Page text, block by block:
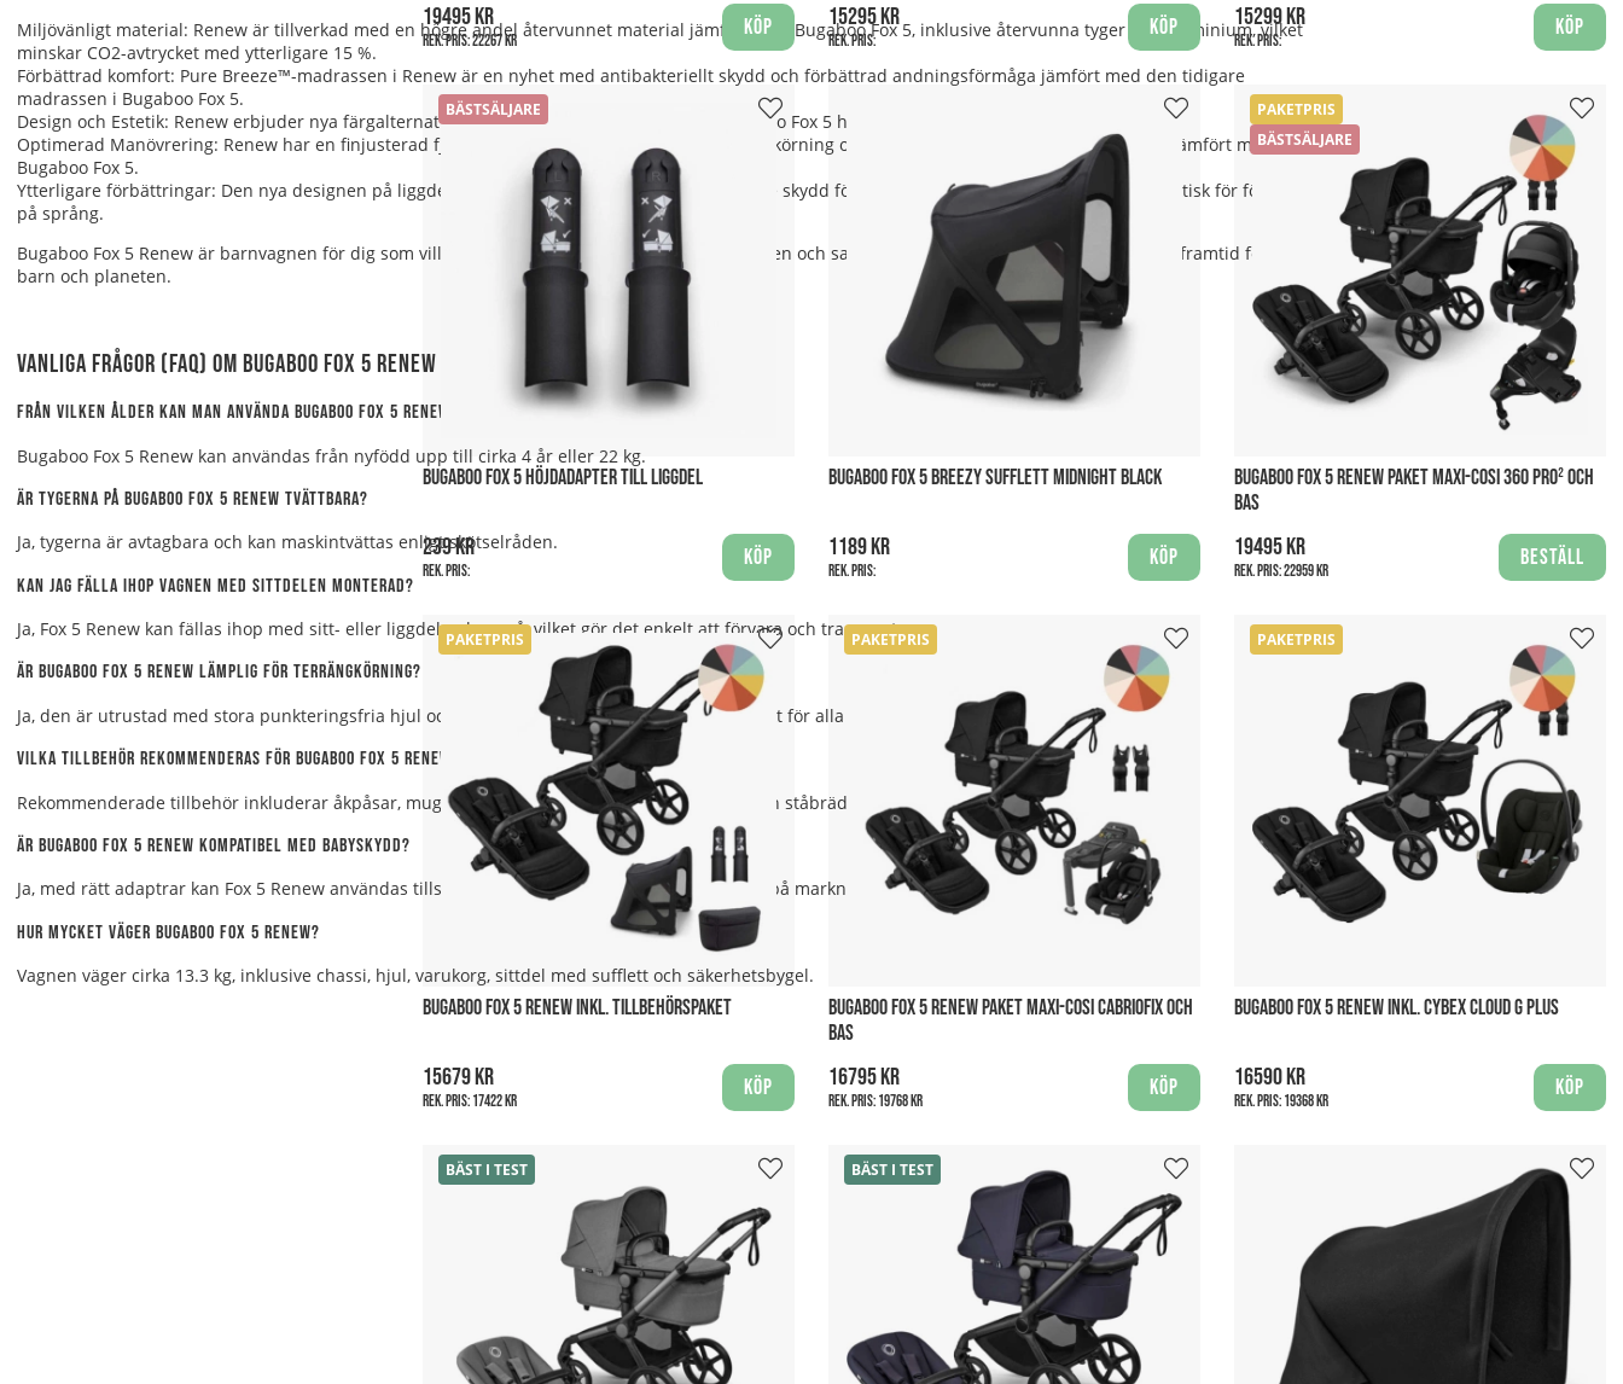
Miljövänligt material: Renew är tillverkad med en högre andel återvunnet material jämfört med Bugaboo Fox 5, inklusive återvunna tyger och aluminium, vilket
minskar CO2-avtrycket med ytterligare 15 %.
Förbättrad komfort: Pure Breeze™-madrassen i Renew är en nyhet med antibakteriellt skydd och förbättrad andningsförmåga jämfört med den tidigare
madrassen i Bugaboo Fox 5.
Design och Estetik: Renew erbjuder nya färgalternativ inspirerade av naturen, medan Bugaboo Fox 5 har en mer klassisk färgpalett.
Optimerad Manövrering: Renew har en finjusterad fjädring vid framhjulen för ännu mjukare körning och bättre stabilitet på ojämna underlag jämfört med
Bugaboo Fox 5.
Ytterligare förbättringar: Den nya designen på liggdelen har ett överdrag som erbjuder bättre skydd för barnet samt dold förvaring som är praktisk för föräldrar
på språng.
Bugaboo Fox 5 Renew är barnvagnen för dig som vill kombinera hållbarhet, komfort och stil i en och samma produkt. Välj Renew - för en bättre framtid för ditt
barn och planeten.
Vanliga Frågor (FAQ) om Bugaboo Fox 5 Renew
Från vilken ålder kan man använda Bugaboo Fox 5 Renew?
Bugaboo Fox 5 Renew kan användas från nyfödd upp till cirka 4 år eller 22 kg.
Är tygerna på Bugaboo Fox 5 Renew tvättbara?
Ja, tygerna är avtagbara och kan maskintvättas enligt skötselråden.
Kan jag fälla ihop vagnen med sittdelen monterad?
Ja, Fox 5 Renew kan fällas ihop med sitt- eller liggdelen kvar på, vilket gör det enkelt att förvara och transportera.
Är Bugaboo Fox 5 Renew lämplig för terrängkörning?
Ja, den är utrustad med stora punkteringsfria hjul och avancerad fjädring som gör den perfekt för alla typer av underlag.
Vilka tillbehör rekommenderas för Bugaboo Fox 5 Renew?
Rekommenderade tillbehör inkluderar åkpåsar, mugghållare, organiser, parasoll, myggnät och ståbräda för äldre syskon.
Är Bugaboo Fox 5 Renew kompatibel med babyskydd?
Ja, med rätt adaptrar kan Fox 5 Renew användas tillsammans med flera populära babyskydd på marknaden.
Hur mycket väger Bugaboo Fox 5 Renew?
Vagnen väger cirka 13.3 kg, inklusive chassi, hjul, varukorg, sittdel med sufflett och säkerhetsbygel.
19495 kr
Rek. pris:22267 kr
Köp 15295 kr
Rek. pris:
Köp 15299 kr
Rek. pris:
Köp
BÄSTSÄLJARE
BUGABOO FOX 5 HÖJDADAPTER TILL LIGGDEL
239 kr
Rek. pris:
Köp
BUGABOO FOX 5 BREEZY SUFFLETT MIDNIGHT BLACK
1189 kr
Rek. pris:
Köp
PAKETPRIS
BÄSTSÄLJARE
BUGABOO FOX 5 RENEW PAKET MAXI-COSI 360 PRO² OCH
BAS
19495 kr
Rek. pris:22959 kr
Beställ
PAKETPRIS
BUGABOO FOX 5 RENEW INKL. TILLBEHÖRSPAKET
15679 kr
Rek. pris:17422 kr
Köp
PAKETPRIS
BUGABOO FOX 5 RENEW PAKET MAXI-COSI CABRIOFIX OCH
BAS
16795 kr
Rek. pris:19768 kr
Köp
PAKETPRIS
BUGABOO FOX 5 RENEW INKL. CYBEX CLOUD G PLUS
16590 kr
Rek. pris:19368 kr
Köp
BÄST I TEST BÄST I TEST